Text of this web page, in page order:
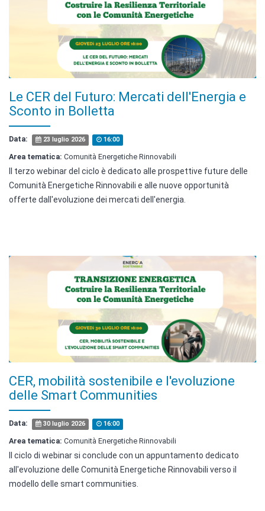
Le CER del Futuro: Mercati dell'Energia e
Sconto in Bolletta
Data: 23 luglio 2026 16:00
Area tematica: Comunità Energetiche Rinnovabili
Il terzo webinar del ciclo è dedicato alle prospettive future delle
Comunità Energetiche Rinnovabili e alle nuove opportunità
offerte dall'evoluzione dei mercati dell'energia.
CER, mobilità sostenibile e l'evoluzione
delle Smart Communities
Data: 30 luglio 2026 16:00
Area tematica: Comunità Energetiche Rinnovabili
Il ciclo di webinar si conclude con un appuntamento dedicato
all'evoluzione delle Comunità Energetiche Rinnovabili verso il
modello delle smart communities.